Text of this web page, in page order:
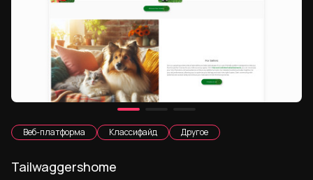
Веб-платформа Классифайд Другое
Tailwaggershome